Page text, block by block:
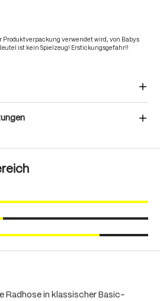
Produktverpackung verwendet wird, von Babys
ist kein Spielzeug! Erstickungsgefahr!!
Radhose in klassischer Basic-